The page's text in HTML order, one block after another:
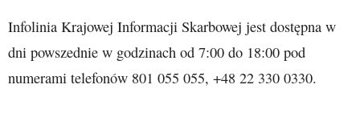
Infolinia Krajowej Informacji Skarbowej jest dostępna w
dni powszednie w godzinach od 7:00 do 18:00 pod
numerami telefonów 801 055 055, +48 22 330 0330.